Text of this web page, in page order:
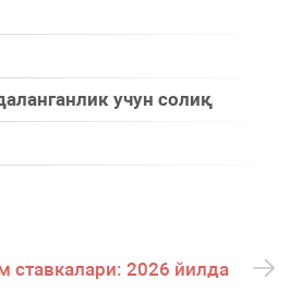
учун солиқ
ставкалари: 2026 йилда